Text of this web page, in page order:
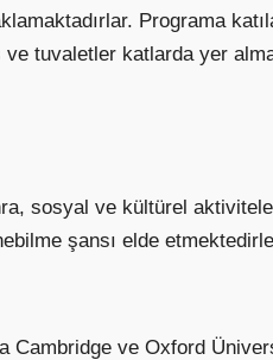
Programa
tuvaletler katlarda yer
sosyal ve kültürel
şansı elde
Cambridge ve Oxford